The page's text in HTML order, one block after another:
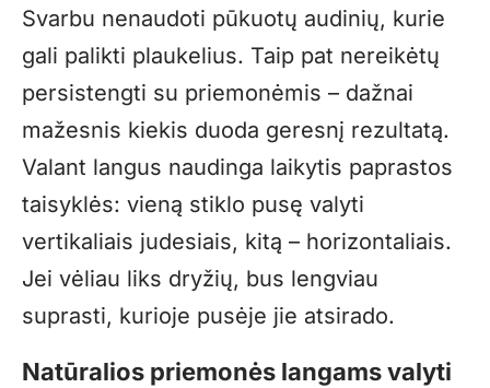
Svarbu nenaudoti pūkuotų audinių, kurie
gali palikti plaukelius. Taip pat nereikėtų
persistengti su priemonėmis – dažnai
mažesnis kiekis duoda geresnį rezultatą.
Valant langus naudinga laikytis paprastos
taisyklės: vieną stiklo pusę valyti
vertikaliais judesiais, kitą – horizontaliais.
Jei vėliau liks dryžių, bus lengviau
suprasti, kurioje pusėje jie atsirado.
Natūralios priemonės langams valyti